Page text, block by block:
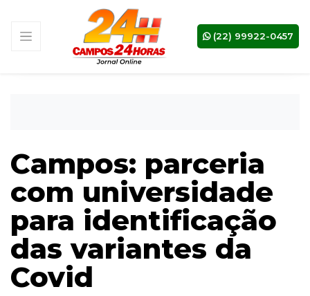
(22) 99922-0457
Campos: parceria
com universidade
para identificação
das variantes da
Covid